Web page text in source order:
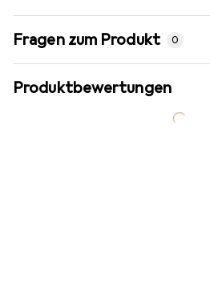
Fragen zum Produkt 0
Produktbewertungen